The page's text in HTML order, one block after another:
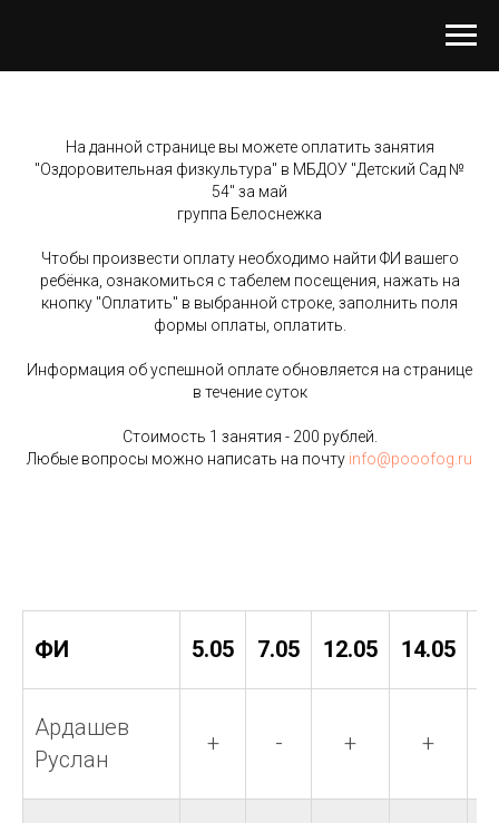
На данной странице вы можете оплатить занятия
"Оздоровительная физкультура" в МБДОУ "Детский Сад №
54" за май
группа Белоснежка
Чтобы произвести оплату необходимо найти ФИ вашего
ребёнка, ознакомиться с табелем посещения, нажать на
кнопку "Оплатить" в выбранной строке, заполнить поля
формы оплаты, оплатить.
Информация об успешной оплате обновляется на странице
в течение суток
Стоимость 1 занятия - 200 рублей.
Любые вопросы можно написать на почту info@pooofog.ru
ФИ 5.05 7.05 12.05 14.05
Ардашев
Руслан
+ - + +